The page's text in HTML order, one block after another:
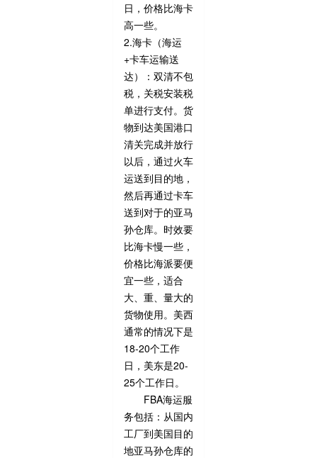
日，价格比海卡
高一些。
2.海卡（海运
+卡车运输送
达）：双清不包
税，关税安装税
单进行支付。货
物到达美国港口
清关完成并放行
以后，通过火车
运送到目的地，
然后再通过卡车
送到对于的亚马
孙仓库。时效要
比海卡慢一些，
价格比海派要便
宜一些，适合
大、重、量大的
货物使用。美西
通常的情况下是
18-20个工作
日，美东是20-
25个工作日。
FBA海运服
务包括：从国内
工厂到美国目的
地亚马孙仓库的